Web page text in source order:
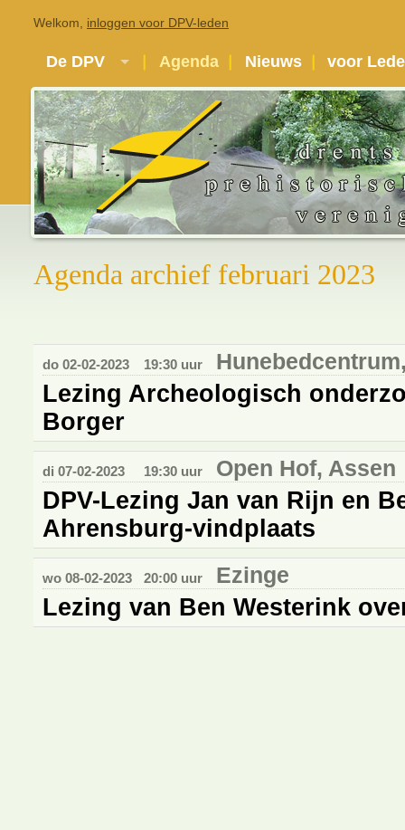
Agenda archief februari 2023
do 02-02-2023 19:30 uur
Lezing Archeologisch
Borger
di 07-02-2023 19:30 uur Open Hof, Assen
DPV-Lezing Jan van Rijn en
Ahrensburg-vindplaats
wo 08-02-2023 20:00 uur Ezinge
Lezing van Ben Westerink
Welkom, inloggen voor DPV-leden
De DPV Agenda Nieuws voor